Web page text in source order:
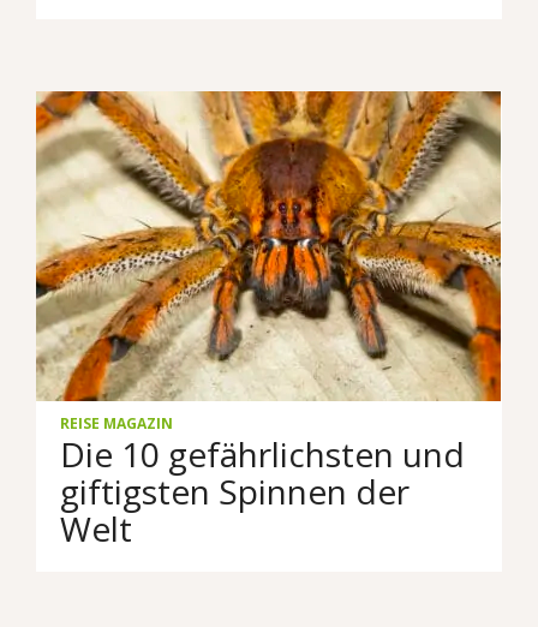
REISE MAGAZIN
Die 10 gefährlichsten und
giftigsten Spinnen der
Welt